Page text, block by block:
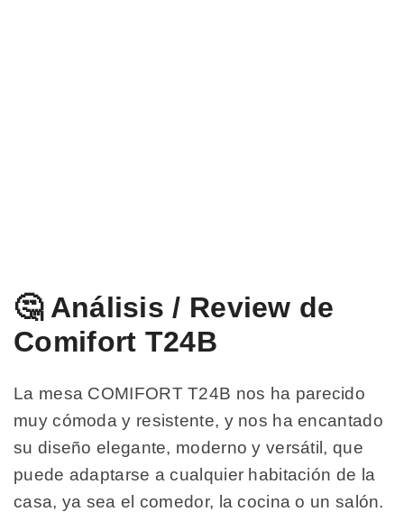
🤔 Análisis / Review de
Comifort T24B
La mesa COMIFORT T24B nos ha parecido
muy cómoda y resistente, y nos ha encantado
su diseño elegante, moderno y versátil, que
puede adaptarse a cualquier habitación de la
casa, ya sea el comedor, la cocina o un salón.